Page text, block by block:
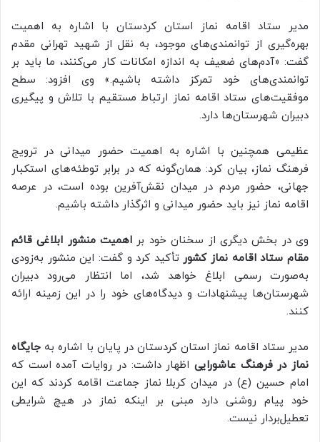
مدیر ستاد اقامه نماز استان کردستان با اشاره به اهمیت
بهره‌گیری از توانمندی‌های موجود، به نقل از شهید تهرانی مقدم
گفت: «آدم‌های ضعیف به اندازه امکانات کار می‌کنند، ما باید بر
توانمندی‌های خود تمرکز داشته باشیم.» وی افزود: سطح
موفقیت‌های ستاد اقامه نماز ارتباط مستقیم با تلاش و پیگیری
دبیران شهرستان‌ها دارد.
عظیمی همچنین با اشاره به اهمیت حضور میدانی در ترویج
فرهنگ نماز، بیان کرد: همان‌گونه که در برابر توطئه‌های استکبار
جهانی، حضور مردم در میدان نقش‌آفرین بوده است، در عرصه
اقامه نماز نیز باید حضور میدانی و اثرگذار داشته باشیم.
وی در بخش دیگری از سخنان خود بر اهمیت منشور ابلاغی قائم
مقام ستاد اقامه نماز کشورتأکید کرد و گفت: این منشور به‌زودی
به‌صورت رسمی ابلاغ خواهد شد، اما انتظار می‌رود دبیران
شهرستان‌ها پیشنهادات و دیدگاه‌های خود را در این زمینه ارائه
کنند.
مدیر ستاد اقامه نماز استان کردستان در پایان با اشاره به جایگاه
نماز در فرهنگ عاشورایی اظهار داشت: در روایات آمده است که
امام حسین (ع) در میدان کربلا نماز جماعت اقامه کردند که این
خود پیام روشنی دارد مبنی بر اینکه نماز در هیچ شرایطی
تعطیل‌بردار نیست.